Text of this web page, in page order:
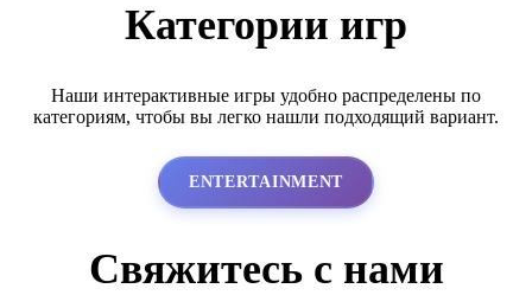
Категории игр
Наши интерактивные игры удобно распределены по
категориям, чтобы вы легко нашли подходящий вариант.
ENTERTAINMENT
Свяжитесь с нами